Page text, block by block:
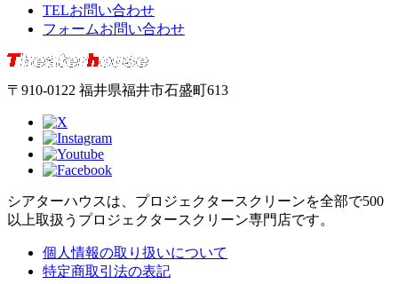
TELお問い合わせ
フォームお問い合わせ
〒910-0122 福井県福井市石盛町613
シアターハウスは、プロジェクタースクリーンを全部で500
以上取扱うプロジェクタースクリーン専門店です。
個人情報の取り扱いについて
特定商取引法の表記